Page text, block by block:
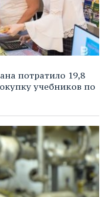
потратило 19,8
учебников по